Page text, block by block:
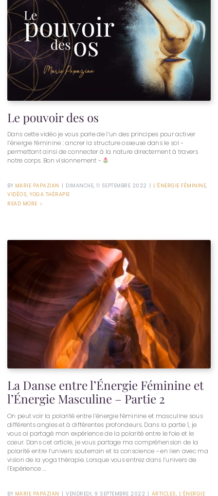
Le pouvoir des os
Dans cette vidéo je vous parle de l’un des principes pour activer
l’énergie féminine : ancrer la structure osseuse dans le sol ~
permettant ainsi de connecter à la nature directement à travers
notre corps. Bon visionnement ~
BY MARIE PAPAZIAN | DIMANCHE, 11 SEPTEMBRE 2022 | L’ÉNERGIE FÉMININE,
VIDÉOS, YOGA THÉRAPIE
READ MORE
La Danse entre l’Énergie Féminine et
l’Énergie Masculine – Partie 2
On peut voir la polarité entre l’énergie féminine et masculine sous
différents angles et à différentes profondeurs. Dans la partie 1, je
vous ai partagé mon expérience de la polarité entre le foie et le
cœur. Dans cet article, je vous partage ma compréhension de la
polarité entre l’univers souterrain et la conscience ~ en lien avec ma
vision de la yoga thérapie. Lorsque vous entrez dans l’univers de
l'Expérience ...
BY MARIE PAPAZIAN | VENDREDI, 9 SEPTEMBRE 2022 | ARTICLES, L’ÉNERGIE